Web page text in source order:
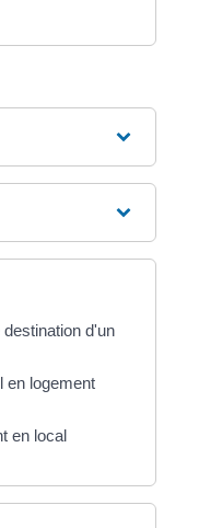
d'un
en logement
en local